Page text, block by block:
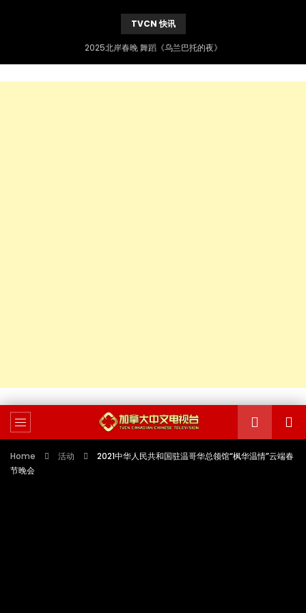
TVCN 快讯
2025北岸春晚 古典舞《雨后》
Home 活动
2021中华人民共和国驻温哥华总领馆“枫华温情”云端春
节晚会